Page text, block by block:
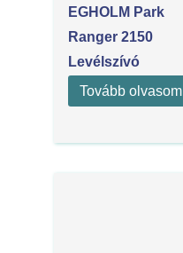
EGHOLM Park
Ranger 2150
Levélszívó
Tovább olvasom